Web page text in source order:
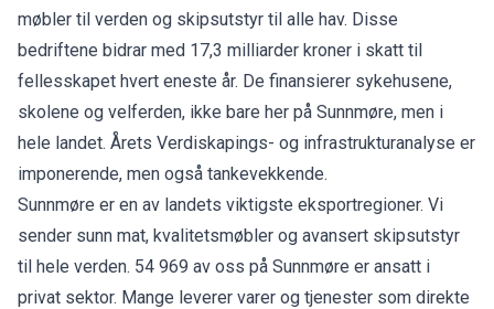
møbler til verden og skipsutstyr til alle hav. Disse
bedriftene bidrar med 17,3 milliarder kroner i skatt til
fellesskapet hvert eneste år. De finansierer sykehusene,
skolene og velferden, ikke bare her på Sunnmøre, men i
hele landet. Årets Verdiskapings- og infrastrukturanalyse er
imponerende, men også tankevekkende.
Sunnmøre er en av landets viktigste eksportregioner. Vi
sender sunn mat, kvalitetsmøbler og avansert skipsutstyr
til hele verden. 54 969 av oss på Sunnmøre er ansatt i
privat sektor. Mange leverer varer og tjenester som direkte